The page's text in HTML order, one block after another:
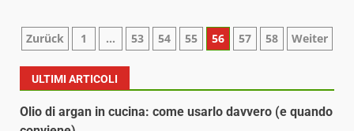
Paginazione
degli
articoli
Zurück 1 … 53 54 55 56 57 58 Weiter
ULTIMI ARTICOLI
Olio di argan in cucina: come usarlo davvero (e quando